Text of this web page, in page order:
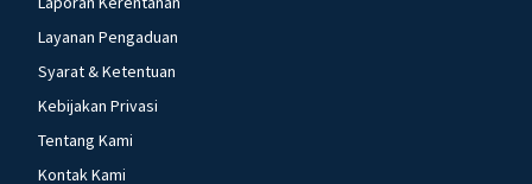
Layanan Pengaduan
Syarat & Ketentuan
Kebijakan Privasi
Tentang Kami
Kontak Kami